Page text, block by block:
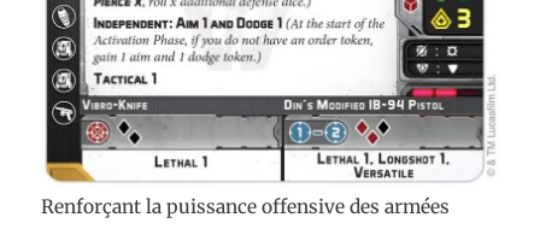
Renforçant la puissance offensive des armées